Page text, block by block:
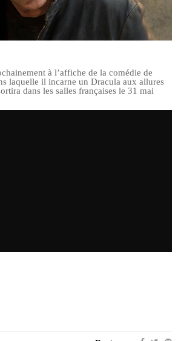
à l’affiche de la comédie de
laquelle il incarne un Dracula aux allures
dans les salles françaises le 31 mai